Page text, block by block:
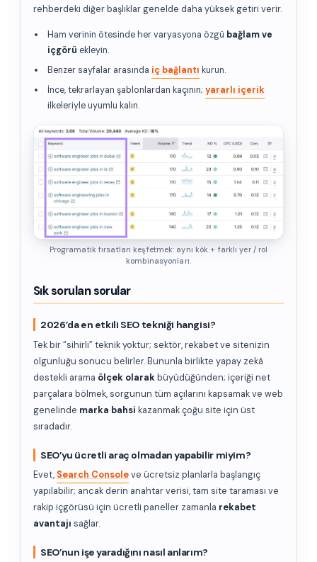
rehberdeki diğer başlıklar genelde daha yüksek getiri verir.
Ham verinin ötesinde her varyasyona özgü bağlam ve
içgörü ekleyin.
Benzer sayfalar arasında iç bağlantı kurun.
İnce, tekrarlayan şablonlardan kaçının; yararlı içerik
ilkeleriyle uyumlu kalın.
Programatik fırsatları keşfetmek: aynı kök + farklı yer / rol
kombinasyonları.
Sık sorulan sorular
2026’da en etkili SEO tekniği hangisi?
Tek bir “sihirli” teknik yoktur; sektör, rekabet ve sitenizin
olgunluğu sonucu belirler. Bununla birlikte yapay zekâ
destekli arama ölçek olarakbüyüdüğünden; içeriği net
parçalara bölmek, sorgunun tüm açılarını kapsamak ve web
genelinde marka bahsi kazanmak çoğu site için üst
sıradadır.
SEO’yu ücretli araç olmadan yapabilir miyim?
Evet, Search Consoleve ücretsiz planlarla başlangıç
yapılabilir; ancak derin anahtar verisi, tam site taraması ve
rakip içgörüsü için ücretli paneller zamanla rekabet
avantajı sağlar.
SEO’nun işe yaradığını nasıl anlarım?